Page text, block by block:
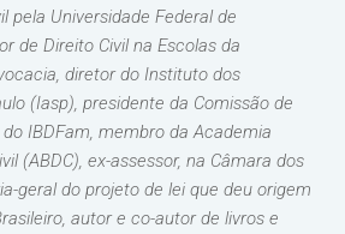
pela Universidade Federal de
de Direito Civil na Escolas da
diretor do Instituto dos
(Iasp), presidente da Comissão de
IBDFam, membro da Academia
(ABDC), ex-assessor, na Câmara dos
geral do projeto de lei que deu origem
autor e co-autor de livros e